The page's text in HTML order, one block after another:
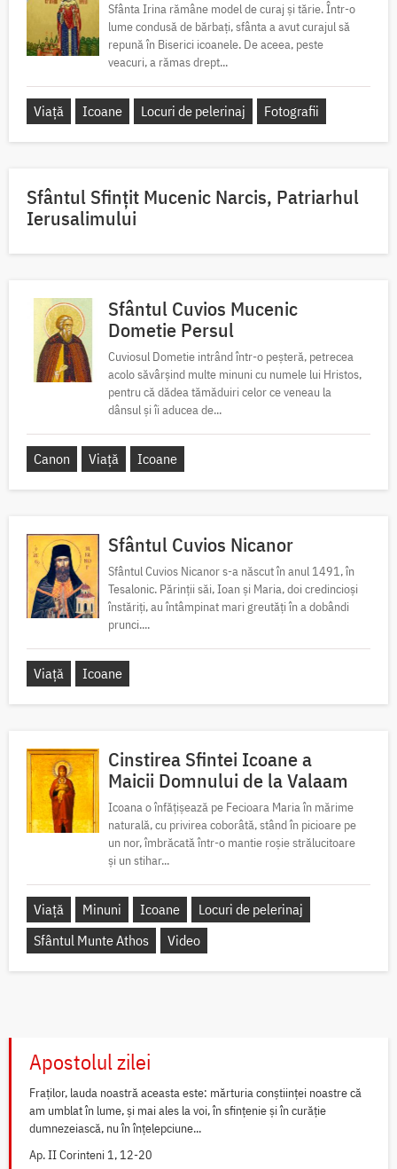
Sfânta Irina rămâne model de curaj și tărie. Într-o
lume condusă de bărbați, sfânta a avut curajul să
repună în Biserici icoanele. De aceea, peste
veacuri, a rămas drept...
Viață Icoane Locuri de pelerinaj Fotografii
Sfântul Sfinţit Mucenic Narcis, Patriarhul
Ierusalimului
Sfântul Cuvios Mucenic
Dometie Persul
Cuviosul Dometie intrând într-o peșteră, petrecea
acolo săvârșind multe minuni cu numele lui Hristos,
pentru că dădea tămăduiri celor ce veneau la
dânsul și îi aducea de...
Canon Viață Icoane
Sfântul Cuvios Nicanor
Sfântul Cuvios Nicanor s-a născut în anul 1491, în
Tesalonic. Părinții săi, Ioan și Maria, doi credincioși
înstăriți, au întâmpinat mari greutăți în a dobândi
prunci....
Viață Icoane
Cinstirea Sfintei Icoane a
Maicii Domnului de la Valaam
Icoana o înfățișează pe Fecioara Maria în mărime
naturală, cu privirea coborâtă, stând în picioare pe
un nor, îmbrăcată într-o mantie roșie strălucitoare
și un stihar...
Viață Minuni Icoane
Locuri de pelerinaj
Sfântul Munte Athos
Video
Apostolul zilei
Fraților, lauda noastră aceasta este: mărturia conștiinței noastre că
am umblat în lume, și mai ales la voi, în sfințenie și în curăție
dumnezeiască, nu în înțelepciune...
Ap. II Corinteni 1, 12-20